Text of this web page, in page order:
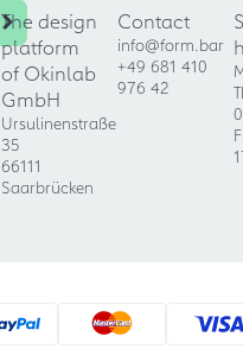
The design
platform
of Okinlab
GmbH
Ursulinenstraße
35
66111
Saarbrücken
Contact
info@form.bar
+49 681 410
976 42